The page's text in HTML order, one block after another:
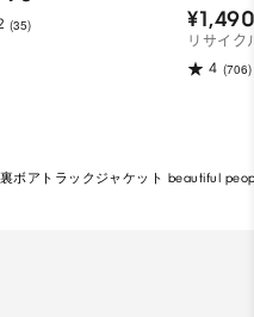
(35)
リサイク
4 (706)
裏ボアトラックジャケット beautiful